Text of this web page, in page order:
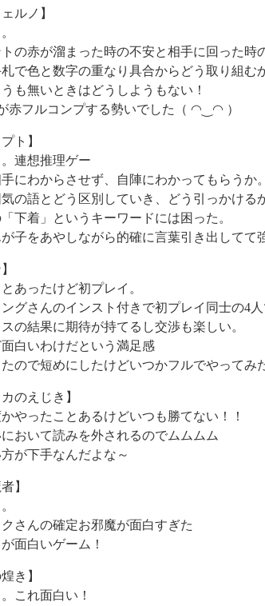
ルノ】
の赤が溜まった時の不安と相手に回った時
で色と数字の重なり具合からどう取り組む
も無いときはどうしようもない！
赤フルコンプする勢いでした（ ◠‿◠ ）
ト】
連想推理ゲー
にわからさせず、自陣にわかってもらうか
の語とどう区別していき、どう引っかける
下着」というキーワードには困った。
子をあやしながら的確に言葉引き出してて
あったけど初プレイ。
グさんのインスト付きで初プレイ同士の4人
の結果に期待が持てるし交渉も楽しい。
白いわけだという満足感
ので短めにしたけどいつかフルでやってみ
のえじき】
やったことあるけどいつも勝てない！！
おいて読みを外されるのでムムムム
が下手なんだよな～
】
さんの確定お邪魔が面白すぎた
面白いゲーム！
き】
これ面白い！